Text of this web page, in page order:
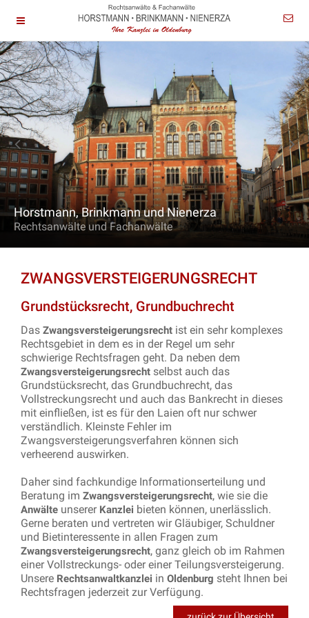
Horstmann, Brinkmann und Nienerza
Rechtsanwälte und Fachanwälte
ZWANGSVERSTEIGERUNGSRECHT
Grundstücksrecht, Grundbuchrecht
Das Zwangsversteigerungsrecht ist ein sehr komplexes
Rechtsgebiet in dem es in der Regel um sehr
schwierige Rechtsfragen geht. Da neben dem
Zwangsversteigerungsrecht selbst auch das
Grundstücksrecht, das Grundbuchrecht, das
Vollstreckungsrecht und auch das Bankrecht in dieses
mit einfließen, ist es für den Laien oft nur schwer
verständlich. Kleinste Fehler im
Zwangsversteigerungsverfahren können sich
verheerend auswirken.
Daher sind fachkundige Informationserteilung und
Beratung im Zwangsversteigerungsrecht, wie sie die
Anwälte unserer Kanzlei bieten können, unerlässlich.
Gerne beraten und vertreten wir Gläubiger, Schuldner
und Bietinteressente in allen Fragen zum
Zwangsversteigerungsrecht, ganz gleich ob im Rahmen
einer Vollstreckungs- oder einer Teilungsversteigerung.
Unsere Rechtsanwaltkanzlei in Oldenburg steht Ihnen bei
Rechtsfragen jederzeit zur Verfügung.